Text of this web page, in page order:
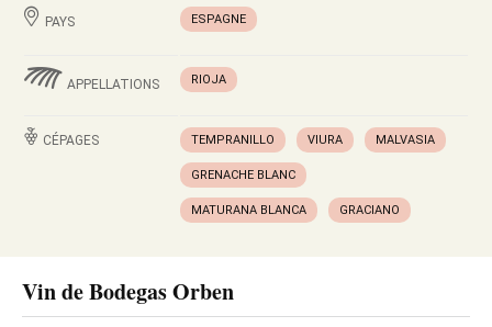
PAYS ESPAGNE
APPELLATIONS RIOJA
CÉPAGES TEMPRANILLO VIURA MALVASIA
GRENACHE BLANC
MATURANA BLANCA GRACIANO
Vin de Bodegas Orben